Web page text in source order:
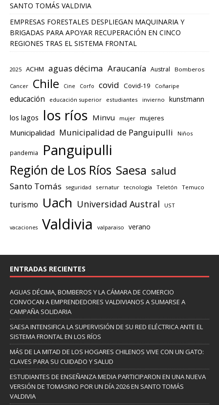
SANTO TOMÁS VALDIVIA
EMPRESAS FORESTALES DESPLIEGAN MAQUINARIA Y
BRIGADAS PARA APOYAR RECUPERACIÓN EN CINCO
REGIONES TRAS EL SISTEMA FRONTAL
2025 ACHM aguas décima Araucanía Austral Bomberos
Cancer Chile Cine Corfo covid Covid-19 Coñaripe
educación educación superior estudiantes invierno kunstmann
los lagos los ríos Minvu mujer mujeres
Municipalidad Municipalidad de Panguipulli Niños
pandemia Panguipulli
Región de Los Ríos Saesa salud
Santo Tomás seguridad sernatur tecnología Teletón Temuco
turismo Uach Universidad Austral UST
vacaciones Valdivia valparaiso verano
ENTRADAS RECIENTES
AGUAS DÉCIMA, BOMBEROS Y LA CÁMARA DE COMERCIO
CONVOCAN A EMPRENDEDORES VALDIVIANOS A SUMARSE A
CAMPAÑA SOLIDARIA
SAESA INTENSIFICA LA SUPERVISIÓN DE SU RED ELÉCTRICA ANTE EL
SISTEMA FRONTAL EN LOS RÍOS
MÁS DE LA MITAD DE LOS HOGARES CHILENOS VIVE CON UN GATO:
CLAVES PARA SU CUIDADO Y SALUD
ESTUDIANTES DE ENSEÑANZA MEDIA PARTICIPARON EN UNA NUEVA
VERSIÓN DE TOMASINO POR UN DÍA 2026 EN SANTO TOMÁS
VALDIVIA